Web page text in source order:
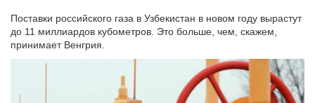
Поставки российского газа в Узбекистан в новом году вырастут
до 11 миллиардов кубометров. Это больше, чем, скажем,
принимает Венгрия.